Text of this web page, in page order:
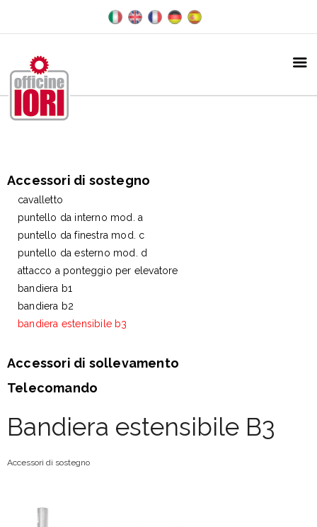
Accessori di sostegno
cavalletto
puntello da interno mod. a
puntello da finestra mod. c
puntello da esterno mod. d
attacco a ponteggio per elevatore
bandiera b1
bandiera b2
bandiera estensibile b3
Accessori di sollevamento
Telecomando
Bandiera estensibile B3
Accessori di sostegno